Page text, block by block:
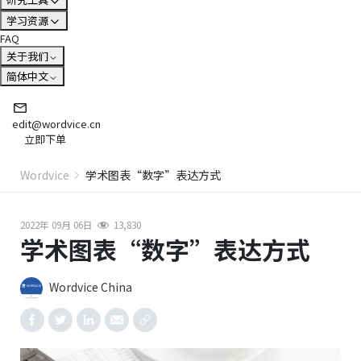
学习资源
FAQ
关于我们
简体中文
edit@wordvice.cn
立即下单
Wordvice 学术图表“数字”表达方式
2022年 09月 06日 13,830
学术图表“数字”表达方式
Wordvice China